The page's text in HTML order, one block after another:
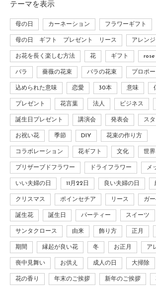
テーマ を表示
母の日 カーネーション フラワーギフト
母の日 ギフト プレゼント リース アレン
お花を長く楽しむ方法 花 ギフト rose
バラ 薔薇の花束 バラの花束 プロポ
込められた意味 恋愛 30本 意味
プレゼント 花言葉 法人 ビジネス
誕生日プレゼント 講演会 発表会 ス
お祝い花 季節 DIY 花束の作り方
コラボレーション 花ギフト 文化 世界
プリザーブドフラワー ドライフラワー メ
いい夫婦の日 11月22日 良い夫婦の日
クリスマス ポインセチア リース ガ
誕生花 誕生日 パーティー スイーツ
サンタクロース 由来 飾り方 正月
期間 縁起が良い花 冬 お正月 ア
喪中見舞い お供え 成人の日 大掃除
花の香り 年末のご挨拶 新年のご挨拶